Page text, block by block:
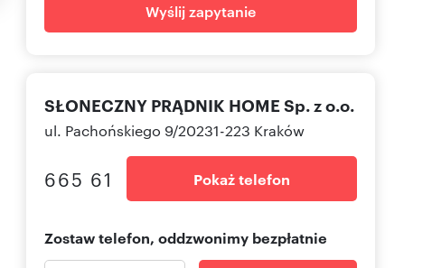
Wyślij zapytanie
SŁONECZNY PRĄDNIK HOME Sp. z o.o.
ul. Pachońskiego 9/20231-223 Kraków
665 61 Pokaż telefon
Zostaw telefon, oddzwonimy bezpłatnie